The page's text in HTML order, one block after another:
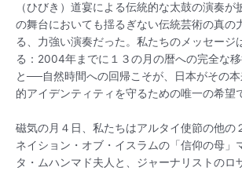
（ひびき）道宴による伝統的な太鼓の演奏
の舞台においても揺るぎない伝統芸術の真の
る、力強い演奏だった。私たちのメッセージ
る：2004年までに１３の月の暦への完全な
と──自然時間への回帰こそが、日本がその
的アイデンティティを守るための唯一の希望
磁気の月４日、私たちはアルタイ使節の他
ネイション・オブ・イスラムの「信仰の母」
タ・ムハンマド夫人と、ジャーナリストのロ